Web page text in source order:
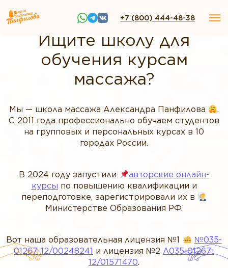
+7 (800) 444-48-38
Ищите школу для
обучения курсам
массажа?
Мы — школа массажа Александра Панфилова
.
С 2011 года профессионально обучаем студентов
на групповых и персональных курсах в 10
городах России.
В 2024 году запустили
авторские онлайн-
курсы по повышению квалификации и
переподготовке, зарегистрировали их в
Министерстве Образования РФ.
Вот наша образовательная лицензия №1
№035-
01267-12/00248241 и лицензия №2 Л035-01267-
12/01571470.